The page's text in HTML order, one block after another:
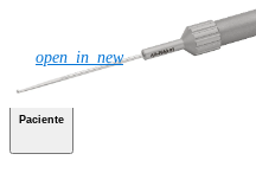
Enterprise Labeling System (GELS)
Solicitações de exposições,
open_in_newThe Arthrex
Paciente